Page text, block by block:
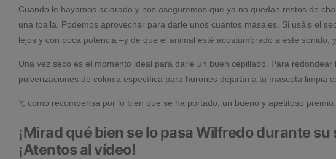
Cuando le hayamos aclarado y nos aseguremos que ya no quedan restos de
una toalla. Podemos aprovechar para darle unos cuantos masajes. Si usáis el
lejos y con poca potencia –y de que el animal esté acostumbrado a este sonido,
Una vez seco es el momento ideal para darle un buen cepillado. Para
pulverizaciones de colonia específica para hurones dejarán a tu mascota limpia
Y, como recompensa por lo bien que se ha portado, un bueno y apetitoso
¡Mirad qué bien se lo pasa Wilfredo durante su
¡Atentos al vídeo!